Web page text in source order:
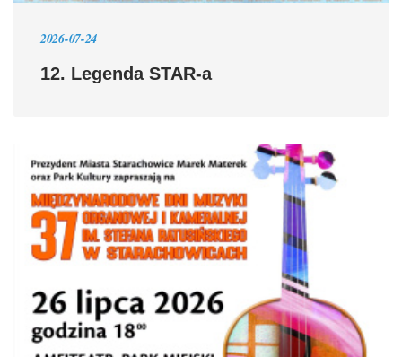
2026-07-24
12. Legenda STAR-a